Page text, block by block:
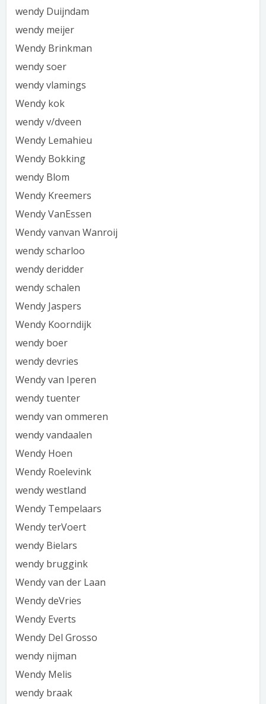
wendy Duijndam
wendy meijer
Wendy Brinkman
wendy soer
wendy vlamings
Wendy kok
wendy v/dveen
Wendy Lemahieu
Wendy Bokking
wendy Blom
Wendy Kreemers
Wendy VanEssen
Wendy vanvan Wanroij
wendy scharloo
wendy deridder
wendy schalen
Wendy Jaspers
Wendy Koorndijk
wendy boer
wendy devries
Wendy van Iperen
wendy tuenter
wendy van ommeren
wendy vandaalen
Wendy Hoen
Wendy Roelevink
wendy westland
Wendy Tempelaars
Wendy terVoert
wendy Bielars
wendy bruggink
Wendy van der Laan
Wendy deVries
Wendy Everts
Wendy Del Grosso
wendy nijman
Wendy Melis
wendy braak